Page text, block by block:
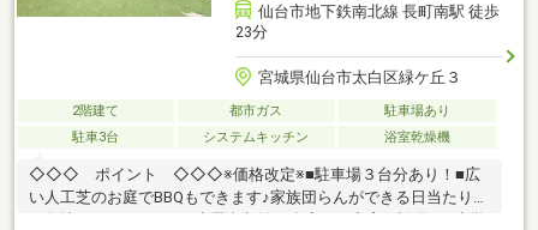
仙台市地下鉄南北線 長町南駅 徒歩
23分
宮城県仙台市太白区緑ケ丘３
2階建て 都市ガス
駐車場あり
駐車3台
システムキッチン 浴室乾燥機
◇◇◇ ポイント ◇◇◇※価格改定※■駐車場３台分あり！■広
い人工芝のお庭でBBQもできます♪家族団らんができる日当たり良
い敷地！■サンルーム、小屋裏収納、倉庫など充実の設備！■小学